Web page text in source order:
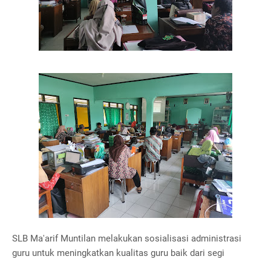
SLB Ma'arif Muntilan melakukan sosialisasi administrasi
guru untuk meningkatkan kualitas guru baik dari segi